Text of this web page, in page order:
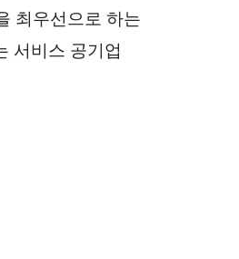
최우선으로 하는
서비스 공기업